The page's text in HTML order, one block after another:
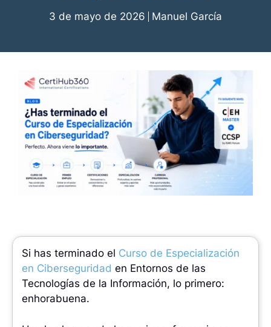
3 de mayo de 2026 Manuel García
Si has terminado el Curso de Especialización
en Ciberseguridad en Entornos de las
Tecnologías de la Información, lo primero:
enhorabuena.